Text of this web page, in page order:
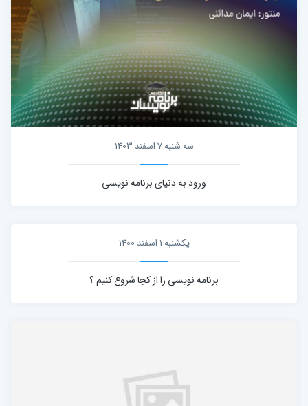
سه شنبه 7 اسفند 1403
ورود به دنیای برنامه نویسی
یکشنبه 1 اسفند 1400
برنامه نویسی را از کجا شروع کنیم ؟